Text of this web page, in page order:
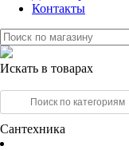
Контакты
Искать в товарах
Сантехника